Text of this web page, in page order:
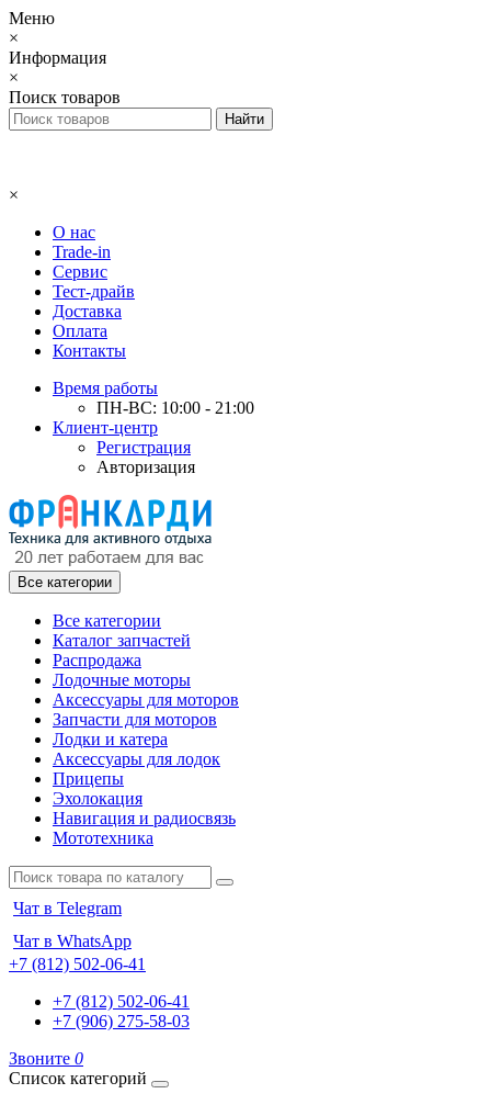
Меню
×
Информация
×
Поиск товаров
×
О нас
Trade-in
Сервис
Тест-драйв
Доставка
Оплата
Контакты
Время работы
ПН-ВС: 10:00 - 21:00
Клиент-центр
Регистрация
Авторизация
Все категории
Все категории
Каталог запчастей
Распродажа
Лодочные моторы
Аксессуары для моторов
Запчасти для моторов
Лодки и катера
Аксессуары для лодок
Прицепы
Эхолокация
Навигация и радиосвязь
Мототехника
Чат в Telegram
Чат в WhatsApp
+7 (812) 502-06-41
+7 (812) 502-06-41
+7 (906) 275-58-03
Звоните 0
Список категорий